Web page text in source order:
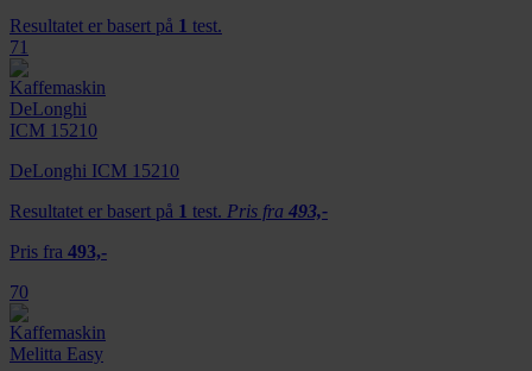
Resultatet er basert på 1 test.
71
DeLonghi ICM 15210
Resultatet er basert på 1 test. Pris fra 493,-
Pris fra 493,-
70